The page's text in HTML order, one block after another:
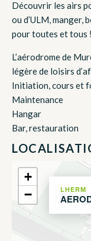
Découvrir les airs
ou d’ULM, manger,
pour toutes et tous !
L’aérodrome de
légère de loisirs
Initiation, cours et
Maintenance
Hangar
Bar, restauration
LHERM
+
−